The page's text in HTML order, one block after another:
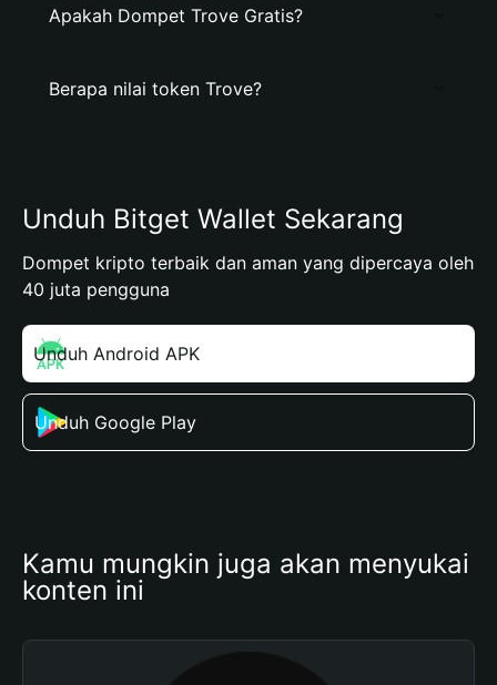
Apakah Dompet Trove Gratis?
Berapa nilai token Trove?
Unduh Bitget Wallet Sekarang
Dompet kripto terbaik dan aman yang dipercaya oleh
40 juta pengguna
Unduh Android APK
Unduh Google Play
Kamu mungkin juga akan menyukai
konten ini